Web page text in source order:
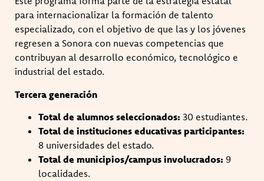
para internacionalizar la formación de talento
especializado, con el objetivo de que las y los jóvenes
regresen a Sonora con nuevas competencias que
contribuyan al desarrollo económico, tecnológico e
industrial del estado.
Tercera generación
Total de alumnos seleccionados: 30 estudiantes.
Total de instituciones educativas participantes:
8 universidades del estado.
Total de municipios/campus involucrados: 9
localidades.